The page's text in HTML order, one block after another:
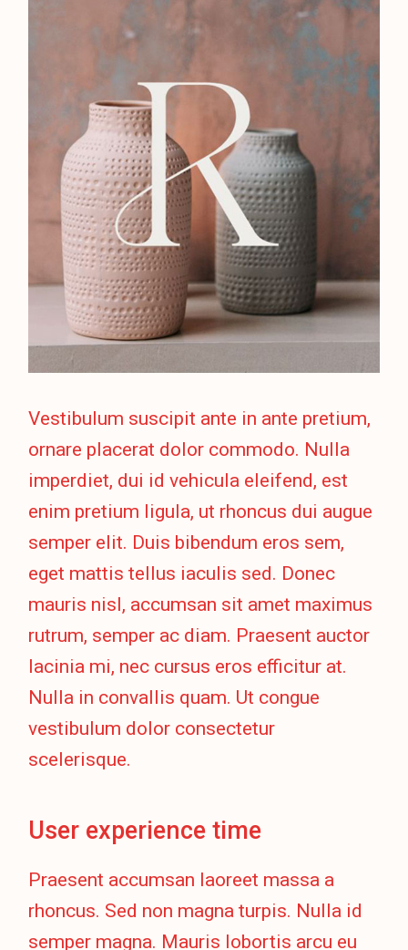
Vestibulum suscipit ante in ante pretium,
ornare placerat dolor commodo. Nulla
imperdiet, dui id vehicula eleifend, est
enim pretium ligula, ut rhoncus dui augue
semper elit. Duis bibendum eros sem,
eget mattis tellus iaculis sed. Donec
mauris nisl, accumsan sit amet maximus
rutrum, semper ac diam. Praesent auctor
lacinia mi, nec cursus eros efficitur at.
Nulla in convallis quam. Ut congue
vestibulum dolor consectetur
scelerisque.
User experience time
Praesent accumsan laoreet massa a
rhoncus. Sed non magna turpis. Nulla id
semper magna. Mauris lobortis arcu eu